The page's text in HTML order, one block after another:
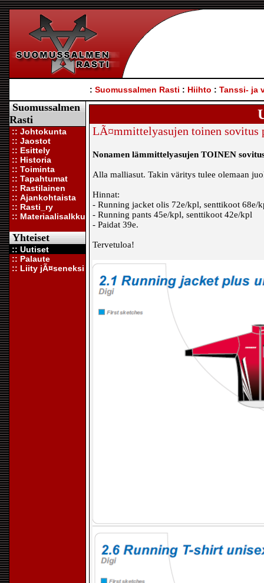
: Suomussalmen Rasti : Hiihto : Tanssi- ja
Suomussalmen
Rasti
:: Johtokunta
:: Jaostot
:: Esittely
:: Historia
:: Toiminta
:: Tapahtumat
:: Rastilainen
:: Ajankohtaista
:: Rasti_ry
:: Materiaalisalkku
Yhteiset
:: Uutiset
:: Palaute
:: Liity jÃ¤seneksi
LÃ¤mmittelyasujen toinen
Nonamen lämmittelyasujen TOINEN
Alla malliasut. Takin väritys tulee olemaan
Hinnat:
- Running jacket olis 72e/kpl, senttikoot 68e/
- Running pants 45e/kpl, senttikoot 42e/kpl
- Paidat 39e.
Tervetuloa!